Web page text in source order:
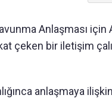
Anlaşması için
çeken bir iletişim
anlaşmaya